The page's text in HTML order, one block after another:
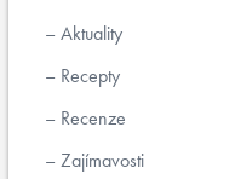
Aktuality
Recepty
Recenze
Zajímavosti